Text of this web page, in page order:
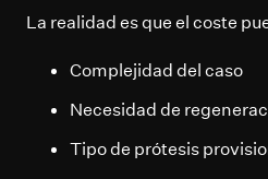
La realidad es que el coste
Complejidad del caso
Necesidad de
Tipo de prótesis